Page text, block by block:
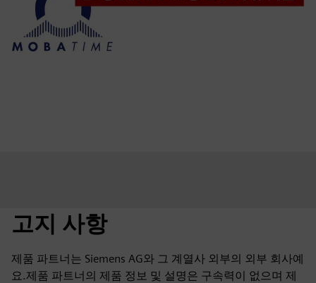
고지 사항
제품 파트너는 Siemens AG와 그 계열사 외부의 외부 회사예
요.제품 파트너의 제품 정보 및 설명은 구속력이 없으며 제